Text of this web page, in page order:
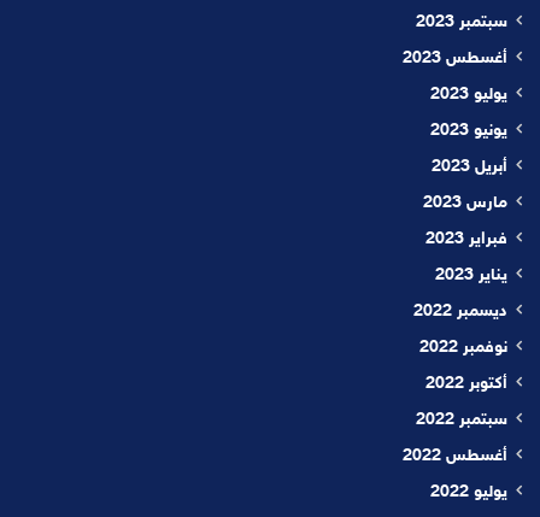
سبتمبر 2023
أغسطس 2023
يوليو 2023
يونيو 2023
أبريل 2023
مارس 2023
فبراير 2023
يناير 2023
ديسمبر 2022
نوفمبر 2022
أكتوبر 2022
سبتمبر 2022
أغسطس 2022
يوليو 2022